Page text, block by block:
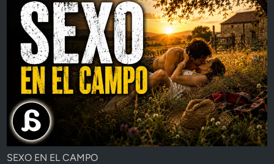
SEXO EN EL CAMPO